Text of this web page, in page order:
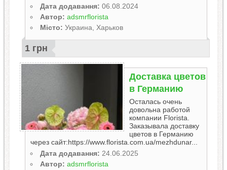
Дата додавання: 06.08.2024
Автор: adsmrflorista
Місто: Украина, Харьков
1 грн
Доставка цветов
в Германию
Осталась очень
довольна работой
компании Florista.
Заказывала доставку
цветов в Германию
через сайт:https://www.florista.com.ua/mezhdunar...
Дата додавання: 24.06.2025
Автор: adsmrflorista